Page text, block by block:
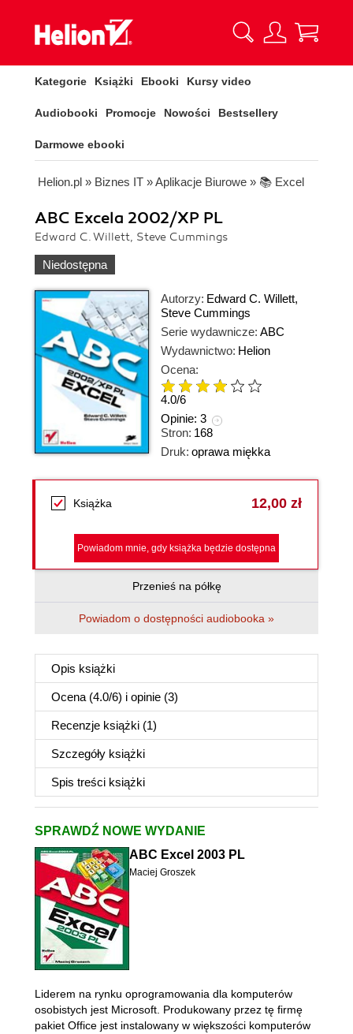
Kategorie Książki Ebooki Kursy video
Audiobooki Promocje Nowości Bestsellery
Darmowe ebooki
Helion.pl » Biznes IT »Aplikacje Biurowe » 📚 Excel
ABC Excela 2002/XP PL
Edward C. Willett, Steve Cummings
Niedostępna
Autorzy: Edward C. Willett,
Steve Cummings
Serie wydawnicze: ABC
Wydawnictwo: Helion
Ocena:
4.0/6
Opinie: 3
Stron: 168
Druk: oprawa miękka
Książka 12,00 zł
Powiadom mnie, gdy książka będzie dostępna
Przenieś na półkę
Powiadom o dostępności audiobooka »
Opis książki
Ocena (4.0/6) i opinie (3)
Recenzje książki (1)
Szczegóły książki
Spis treści książki
SPRAWDŹ NOWE WYDANIE
ABC Excel 2003 PL
Maciej Groszek
Liderem na rynku oprogramowania dla komputerów
osobistych jest Microsoft. Produkowany przez tę firmę
pakiet Office jest instalowany w większości komputerów